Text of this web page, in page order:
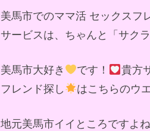
美馬市でのママ活 セックスフ
サービスは、ちゃんと「サク
美馬市大好き です！ 貴方
フレンド探し
はこちらのウ
地元美馬市イイところですよね